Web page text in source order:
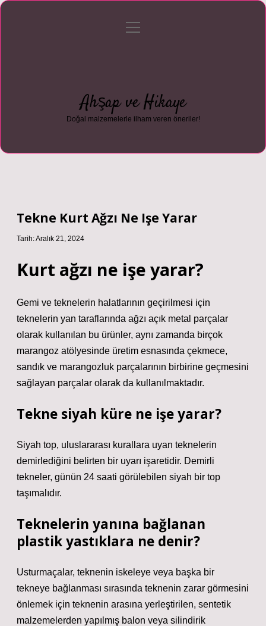
Gizlilik Politikası
menüyü
Ahşap ve Hikaye
Doğal malzemelerle ilham veren öneriler!
Tekne Kurt Ağzı Ne Işe Yarar
Tarih: Aralık 21, 2024
Kurt ağzı ne işe yarar?
Gemi ve teknelerin halatlarının geçirilmesi için
teknelerin yan taraflarında ağzı açık metal parçalar
olarak kullanılan bu ürünler, aynı zamanda birçok
marangoz atölyesinde üretim esnasında çekmece,
sandık ve marangozluk parçalarının birbirine geçmesini
sağlayan parçalar olarak da kullanılmaktadır.
Tekne siyah küre ne işe yarar?
Siyah top, uluslararası kurallara uyan teknelerin
demirlediğini belirten bir uyarı işaretidir. Demirli
tekneler, günün 24 saati görülebilen siyah bir top
taşımalıdır.
Teknelerin yanına bağlanan
plastik yastıklara ne denir?
Usturmaçalar, teknenin iskeleye veya başka bir
tekneye bağlanması sırasında teknenin zarar görmesini
önlemek için teknenin arasına yerleştirilen, sentetik
malzemelerden yapılmış balon veya silindirik